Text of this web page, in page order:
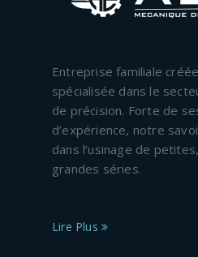
Entreprise familiale
spécialisée dans le
de précision. Forte de
d’expérience, notre
dans l’usinage de
grandes séries.
Lire Plus